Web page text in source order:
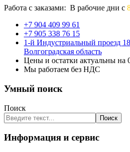
Работа с заказами: В рабочие дни с
+7 904 409 99 61
+7 905 338 76 15
1-й Индустриальный проезд
Волгоградская область
Цены и остатки актуальны на
Мы работаем без НДС
Умный поиск
Поиск
Поиск
Информация и сервис